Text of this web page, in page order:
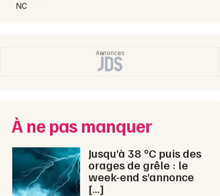
50 - Manche
Choisir mes départements
NC
À ne pas manquer
Jusqu’à 38 °C puis des
orages de grêle : le
week-end s’annonce
[…]